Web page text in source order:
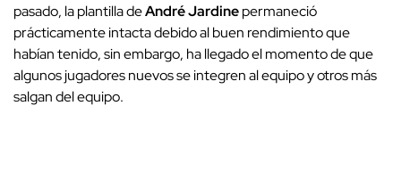
pasado, la plantilla deAndréJardinepermaneció
prácticamente intacta debido al buen rendimiento que
habían tenido, sin embargo, ha llegado el momento de que
algunos jugadores nuevos se integren al equipo y otros más
salgan del equipo.